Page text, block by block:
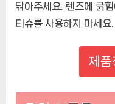
닦아주세요. 렌즈에 긁
티슈를 사용하지 마세요.
제품